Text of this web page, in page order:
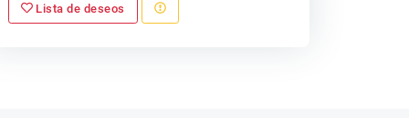
Lista de deseos